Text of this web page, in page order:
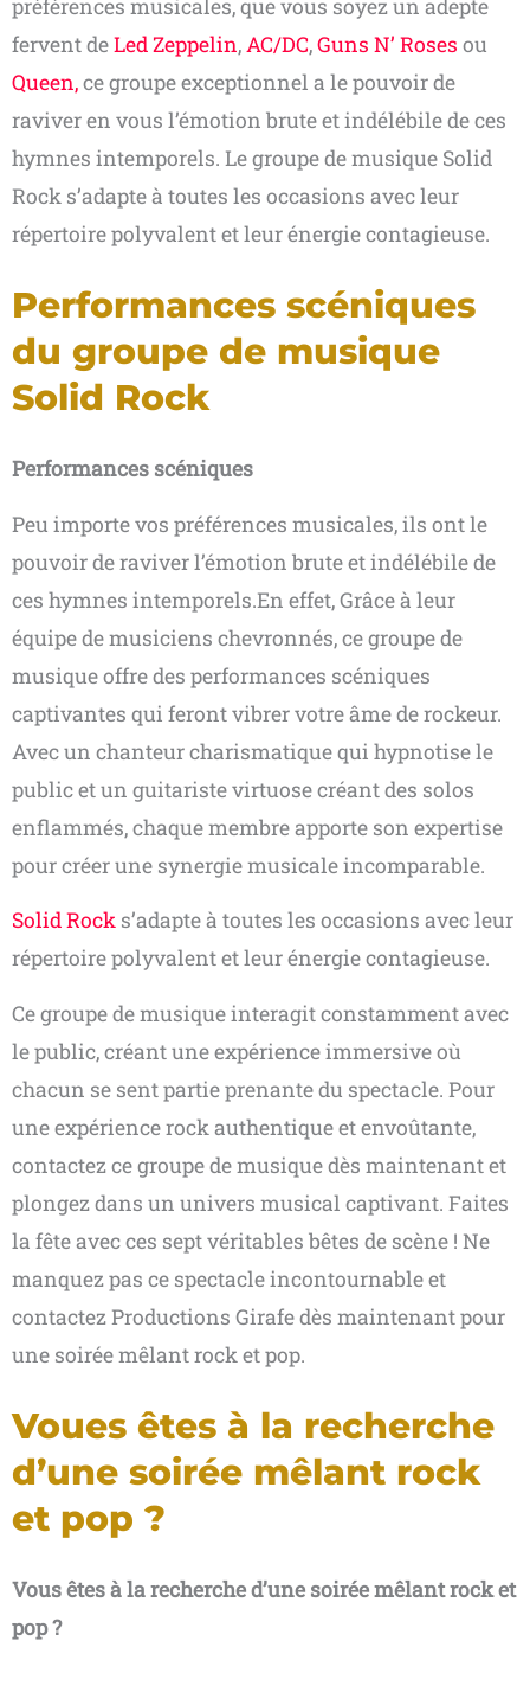
préférences musicales, que vous soyez un adepte
fervent deLed Zeppelin, AC/DC,Guns N’ Roses ou
Queen,ce groupe exceptionnel a le pouvoir de
raviver en vous l’émotion brute et indélébile de ces
hymnes intemporels. Le groupe de musique Solid
Rock s’adapte à toutes les occasions avec leur
répertoire polyvalent et leur énergie contagieuse.
Performances scéniques
du groupe de musique
Solid Rock
Performances scéniques
Peu importe vos préférences musicales, ils ont le
pouvoir de raviver l’émotion brute et indélébile de
ces hymnes intemporels.En effet, Grâce à leur
équipe de musiciens chevronnés, ce groupe de
musique offre des performances scéniques
captivantes qui feront vibrer votre âme de rockeur.
Avec un chanteur charismatique qui hypnotise le
public et un guitariste virtuose créant des solos
enflammés, chaque membre apporte son expertise
pour créer une synergie musicale incomparable.
Solid Rock s’adapte à toutes les occasions avec leur
répertoire polyvalent et leur énergie contagieuse.
Ce groupe de musique interagit constamment avec
le public, créant une expérience immersive où
chacun se sent partie prenante du spectacle. Pour
une expérience rock authentique et envoûtante,
contactez ce groupe de musique dès maintenant et
plongez dans un univers musical captivant. Faites
la fête avec ces sept véritables bêtes de scène ! Ne
manquez pas ce spectacle incontournable et
contactez Productions Girafe dès maintenant pour
une soirée mêlant rock et pop.
Voues êtes à la recherche
d’une soirée mêlant rock
et pop ?
Vous êtes à la recherche d’une soirée mêlant rock et
pop ?